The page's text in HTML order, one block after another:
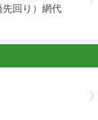
先回り）網代